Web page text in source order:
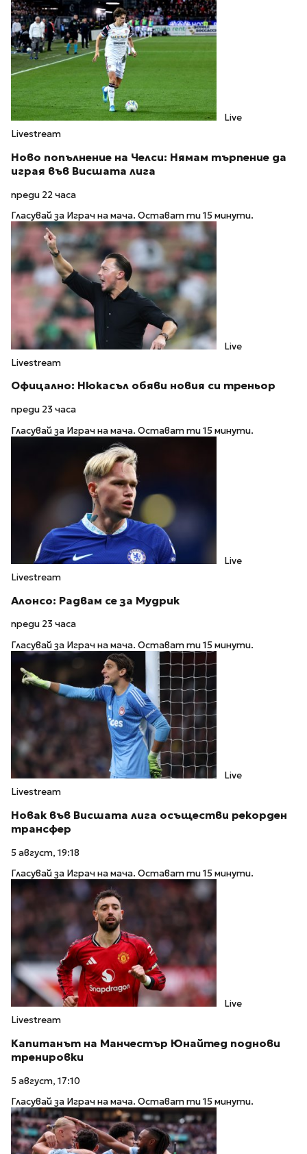
Live
Livestream
Ново попълнение на Челси: Нямам търпение да
играя във Висшата лига
преди 22 часа
Гласувай за Играч на мача. Остават ти 15 минути.
Live
Livestream
Офицално: Нюкасъл обяви новия си треньор
преди 23 часа
Гласувай за Играч на мача. Остават ти 15 минути.
Live
Livestream
Алонсо: Радвам се за Мудрик
преди 23 часа
Гласувай за Играч на мача. Остават ти 15 минути.
Live
Livestream
Новак във Висшата лига осъществи рекорден
трансфер
5 август, 19:18
Гласувай за Играч на мача. Остават ти 15 минути.
Live
Livestream
Капитанът на Манчестър Юнайтед поднови
тренировки
5 август, 17:10
Гласувай за Играч на мача. Остават ти 15 минути.